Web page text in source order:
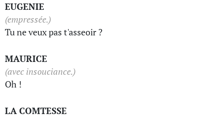
EUGENIE
(empressée.)
Tu ne veux pas t'asseoir ?
MAURICE
(avec insouciance.)
Oh !
LA COMTESSE